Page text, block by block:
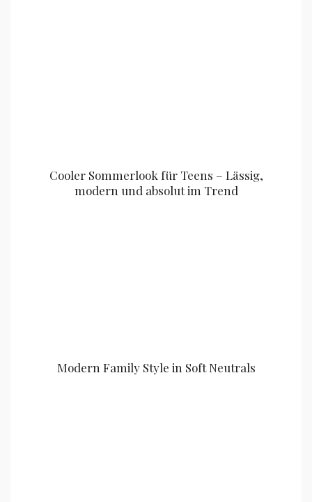
Cooler Sommerlook für Teens – Lässig,
modern und absolut im Trend
Modern Family Style in Soft Neutrals